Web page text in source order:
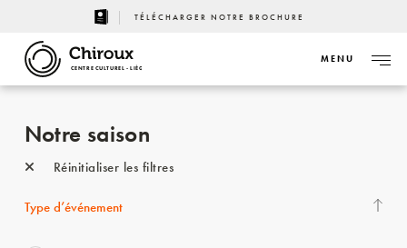
TÉLÉCHARGER NOTRE BROCHURE
CENTRE CULTUREL - LIÈGE
MENU
Notre saison
Réinitialiser les filtres
Type d’événement